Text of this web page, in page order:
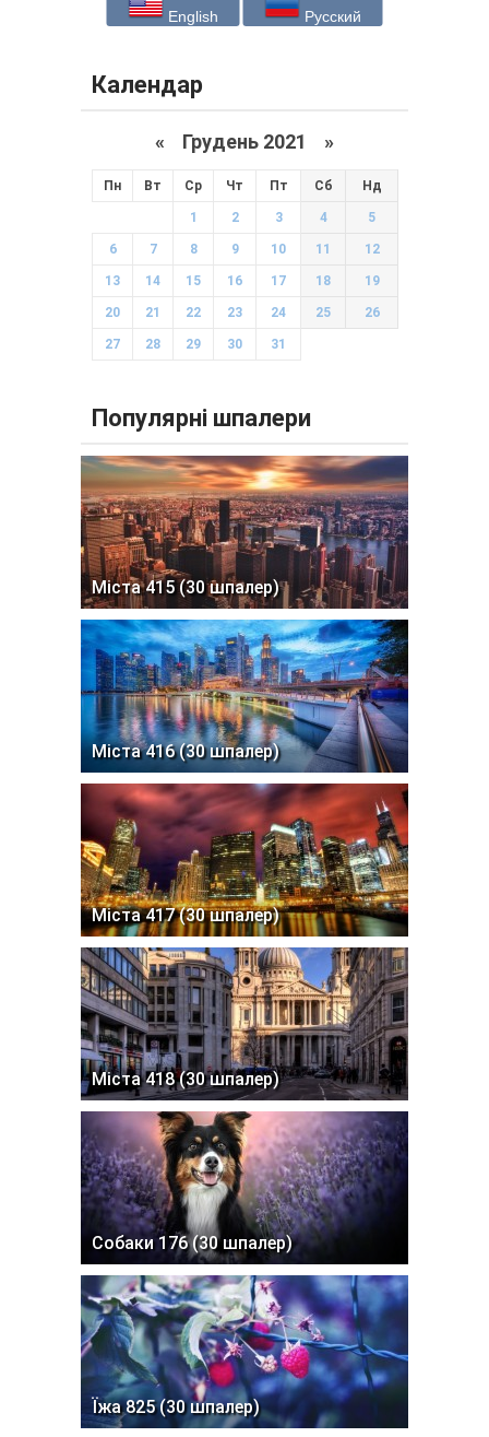
English Русский
Календар
« Грудень 2021 »
Пн Вт Ср Чт Пт Сб Нд
1 2 3 4 5
6 7 8 9 10 11 12
13 14 15 16 17 18 19
20 21 22 23 24 25 26
27 28 29 30 31
Популярні шпалери
Міста 415 (30 шпалер)
Міста 416 (30 шпалер)
Міста 417 (30 шпалер)
Міста 418 (30 шпалер)
Собаки 176 (30 шпалер)
Їжа 825 (30 шпалер)